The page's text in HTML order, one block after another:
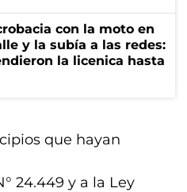
con la moto en
y la subía a las redes:
la licenica hasta
que hayan
24.449 y a la Ley